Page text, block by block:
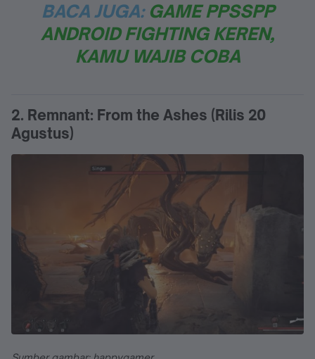
BACA JUGA: GAME PPSSPP
ANDROID FIGHTING KEREN,
KAMU WAJIB COBA
2. Remnant: From the Ashes (Rilis 20
Agustus)